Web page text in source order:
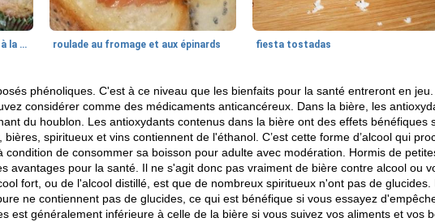
Muffins géants aux carottes et à la banane de Nif roulade au fromage et aux épinards fiesta tostadas
phénoliques. C'est à ce niveau que les bienfaits pour la santé entreront en
considérer comme des médicaments anticancéreux. Dans la bière, les
du houblon. Les antioxydants contenus dans la bière ont des effets bénéfiques
spiritueux et vins contiennent de l'éthanol. C’est cette forme d’alcool qui
condition de consommer sa boisson pour adulte avec modération. Hormis de
avantages pour la santé. Il ne s'agit donc pas vraiment de bière contre alcool ou
fort, ou de l'alcool distillé, est que de nombreux spiritueux n'ont pas de
ne contiennent pas de glucides, ce qui est bénéfique si vous essayez
est généralement inférieure à celle de la bière si vous suivez vos aliments et vos